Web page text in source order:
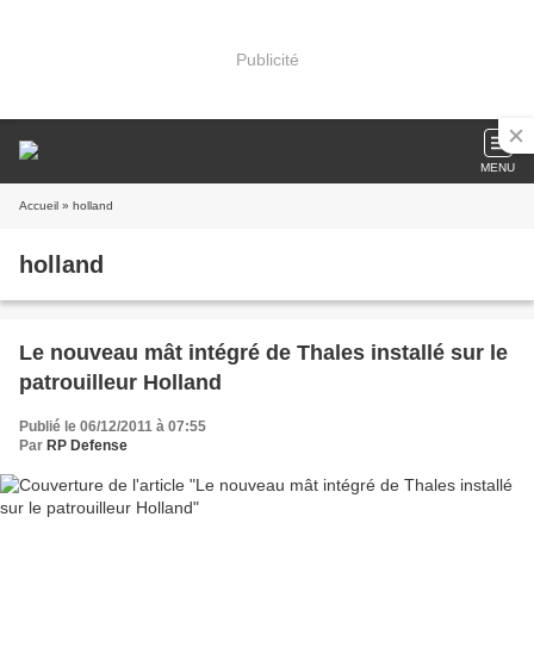
Publicité
MENU
Accueil » holland
holland
Le nouveau mât intégré de Thales installé sur le
patrouilleur Holland
Publié le 06/12/2011 à 07:55
Par RP Defense